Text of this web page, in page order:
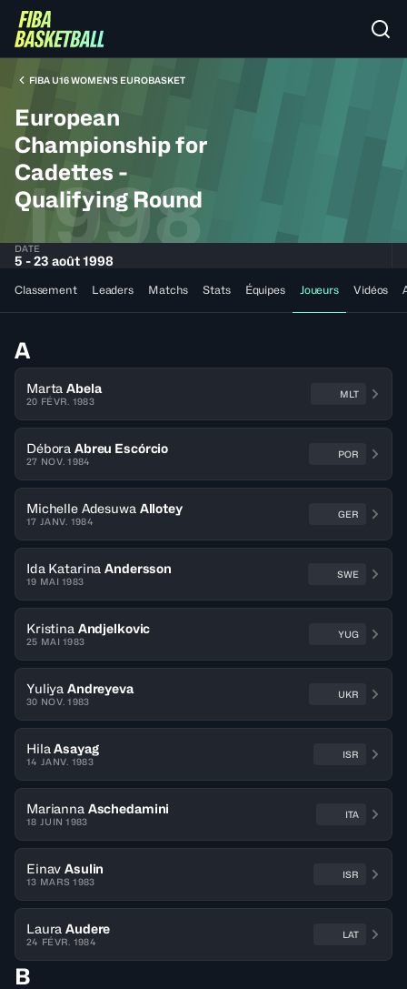
FIBA U16 WOMEN'S EUROBASKET
European
Championship for
Cadettes -
Qualifying Round
1998
DATE
5 - 23 août 1998
Classement Leaders Matchs Stats Équipes Joueurs Vidéos
A
Marta Abela
20 FÉVR. 1983
MLT
Débora Abreu Escórcio
27 NOV. 1984
POR
Michelle Adesuwa Allotey
17 JANV. 1984
GER
Ida Katarina Andersson
19 MAI 1983
SWE
Kristina Andjelkovic
25 MAI 1983
YUG
Yuliya Andreyeva
30 NOV. 1983
UKR
Hila Asayag
14 JANV. 1983
ISR
Marianna Aschedamini
18 JUIN 1983
ITA
Einav Asulin
13 MARS 1983
ISR
Laura Audere
24 FÉVR. 1984
LAT
B